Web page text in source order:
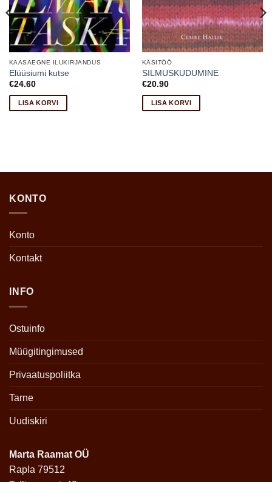
KAASAEGNE ILUKIRJANDUS
Elüüsiumi kutse
€24.60
LISA KORVI
KÄSITÖÖ
SILMUSKUDUMINE
€20.90
LISA KORVI
KONTO
Konto
Kontakt
INFO
Ostuinfo
Müügitingimused
Privaatuspoliitka
Tarne
Uudiskiri
Marta Raamat OÜ
Rapla 79512